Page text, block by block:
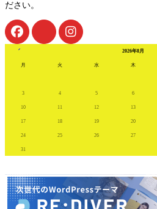
ださい。
2026年8月
月 火 水 木
3 4 5 6
10 11 12 13
17 18 19 20
24 25 26 27
31